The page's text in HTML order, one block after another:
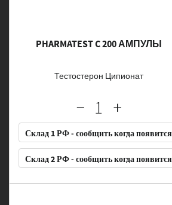
PHARMATEST C 200 АМПУЛЫ
Тестостерон Ципионат
Склад 1 РФ - сообщить когда появится
Склад 2 РФ - сообщить когда появится